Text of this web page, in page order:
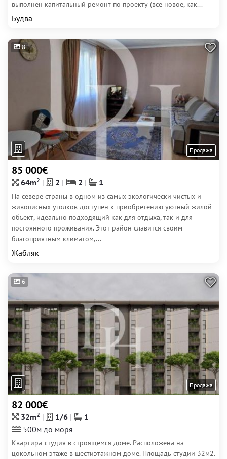
выполнен капитальный ремонт по проекту (все новое, как...
Будва
8
Продажа
85 000€
64m2 2 2 1
На севере страны в одном из самых экологически чистых и
живописных уголков доступен к приобретению уютный жилой
объект, идеально подходящий как для отдыха, так и для
постоянного проживания. Этот район славится своим
благоприятным климатом,...
Жабляк
6
Продажа
82 000€
32m2 1/6
1
500м до моря
Квартира-студия в строящемся доме. Расположена на
цокольном этаже в шестиэтажном доме. Площадь студии 32м2.